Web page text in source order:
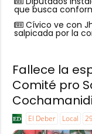
que busca
Cívico ve con
salpicada por la
Fallece la
Comité pro
El Deber Local